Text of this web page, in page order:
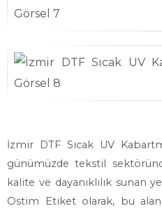
İzmir DTF Sıcak UV
günümüzde tekstil
kalite ve dayanıklılık sunan
Ostim Etiket olarak, bu